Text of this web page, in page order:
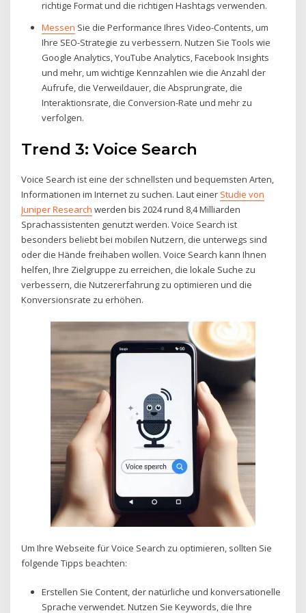
richtige Format und die richtigen Hashtags verwenden.
Messen Sie die Performance Ihres Video-Contents, um
Ihre SEO-Strategie zu verbessern. Nutzen Sie Tools wie
Google Analytics, YouTube Analytics, Facebook Insights
und mehr, um wichtige Kennzahlen wie die Anzahl der
Aufrufe, die Verweildauer, die Absprungrate, die
Interaktionsrate, die Conversion-Rate und mehr zu
verfolgen.
Trend 3: Voice Search
Voice Search ist eine der schnellsten und bequemsten Arten,
Informationen im Internet zu suchen. Laut einer Studie von
Juniper Research werden bis 2024 rund 8,4 Milliarden
Sprachassistenten genutzt werden. Voice Search ist
besonders beliebt bei mobilen Nutzern, die unterwegs sind
oder die Hände freihaben wollen. Voice Search kann Ihnen
helfen, Ihre Zielgruppe zu erreichen, die lokale Suche zu
verbessern, die Nutzererfahrung zu optimieren und die
Konversionsrate zu erhöhen.
Um Ihre Webseite für Voice Search zu optimieren, sollten Sie
folgende Tipps beachten:
Erstellen Sie Content, der natürliche und konversationelle
Sprache verwendet. Nutzen Sie Keywords, die Ihre